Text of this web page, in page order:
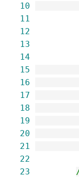
10
11
12
13
14
15
16
17
18
19
20
21
22
23